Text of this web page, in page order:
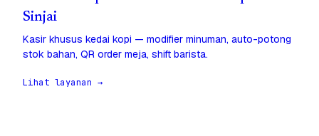
Sinjai
Kasir khusus kedai kopi — modifier minuman, auto-potong
stok bahan, QR order meja, shift barista.
Lihat layanan →